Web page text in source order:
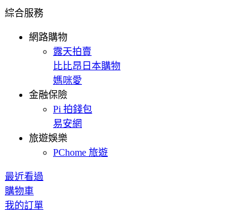
綜合服務
網路購物
露天拍賣
比比昂日本購物
媽咪愛
金融保險
Pi 拍錢包
易安網
旅遊娛樂
PChome 旅遊
最近看過
購物車
我的訂單